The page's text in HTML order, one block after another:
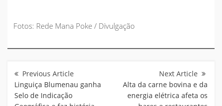
Fotos: Rede Mana Poke / Divulgação
de
Post
Linguiça Blumenau ganha
Selo de Indicação
Alta da carne bovina e da
energia elétrica afeta os